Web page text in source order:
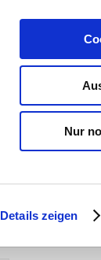
Details zeigen
Nur